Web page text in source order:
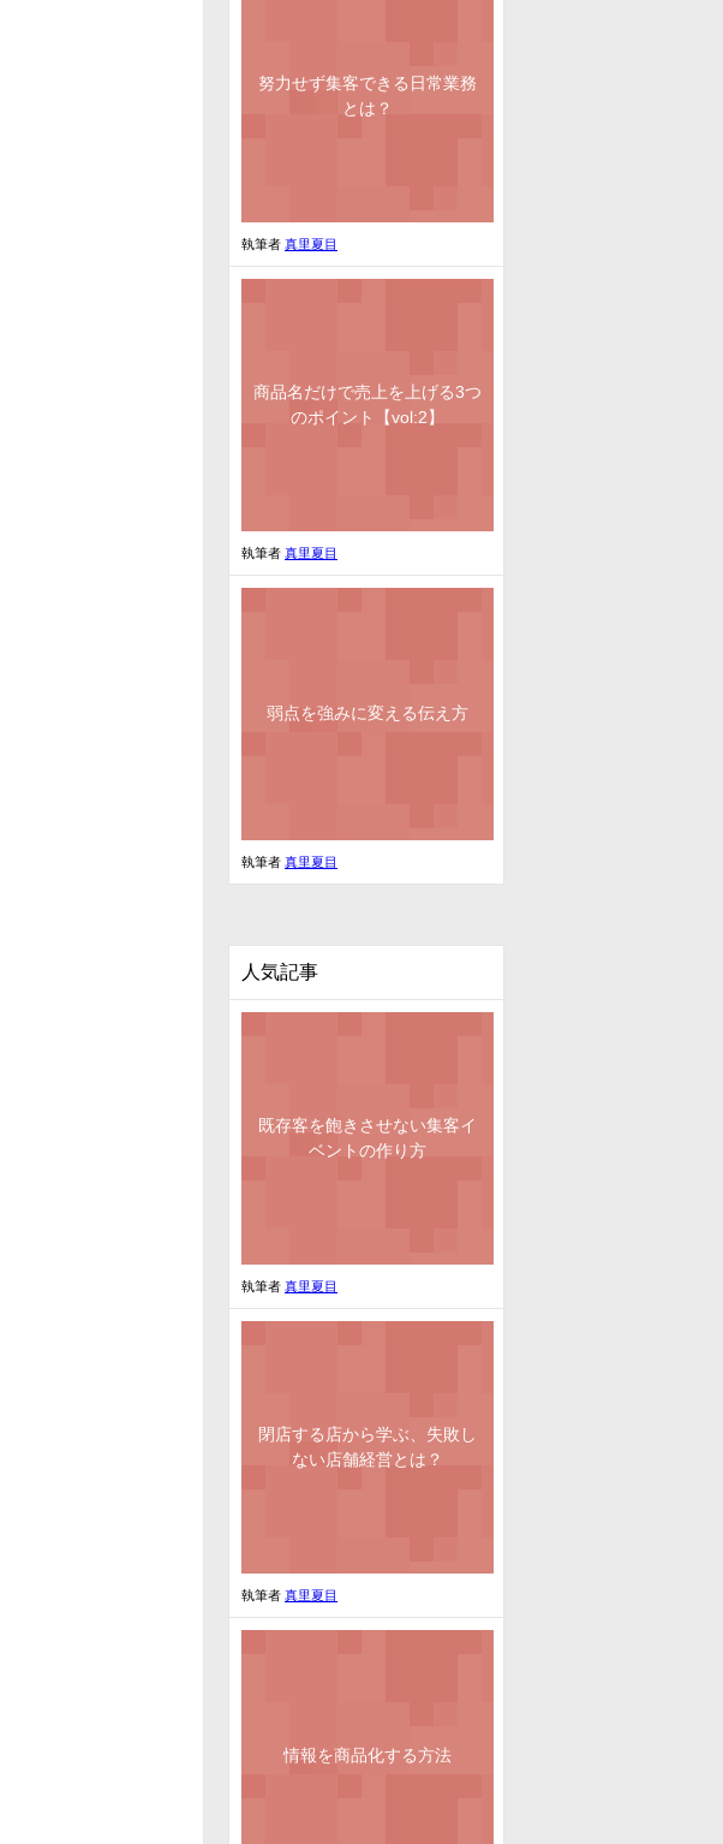
努力せず集客できる日常業務
とは？
執筆者 真里夏目
商品名だけで売上を上げる3つ
のポイント【vol:2】
執筆者 真里夏目
弱点を強みに変える伝え方
執筆者 真里夏目
人気記事
既存客を飽きさせない集客イ
ベントの作り方
執筆者 真里夏目
閉店する店から学ぶ、失敗し
ない店舗経営とは？
執筆者 真里夏目
情報を商品化する方法